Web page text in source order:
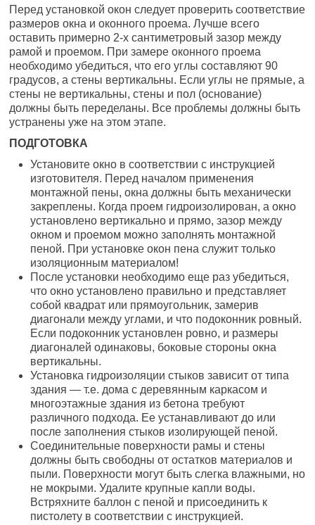
Перед установкой окон следует проверить соответствие
размеров окна и оконного проема. Лучше всего
оставить примерно 2-х сантиметровый зазор между
рамой и проемом. При замере оконного проема
необходимо убедиться, что его углы составляют 90
градусов, а стены вертикальны. Если углы не прямые, а
стены не вертикальны, стены и пол (основание)
должны быть переделаны. Все проблемы должны быть
устранены уже на этом этапе.
ПОДГОТОВКА
Установите окно в соответствии с инструкцией
изготовителя. Перед началом применения
монтажной пены, окна должны быть механически
закреплены. Когда проем гидроизолирован, а окно
установлено вертикально и прямо, зазор между
окном и проемом можно заполнять монтажной
пеной. При установке окон пена служит только
изоляционным материалом!
После установки необходимо еще раз убедиться,
что окно установлено правильно и представляет
собой квадрат или прямоугольник, замерив
диагонали между углами, и что подоконник ровный.
Если подоконник установлен ровно, и размеры
диагоналей одинаковы, боковые стороны окна
вертикальны.
Установка гидроизоляции стыков зависит от типа
здания — т.е. дома с деревянным каркасом и
многоэтажные здания из бетона требуют
различного подхода. Ее устанавливают до или
после заполнения стыков изолирующей пеной.
Соединительные поверхности рамы и стены
должны быть свободны от остатков материалов и
пыли. Поверхности могут быть слегка влажными, но
не мокрыми. Удалите крупные капли воды.
Встряхните баллон с пеной и присоединить к
пистолету в соответствии с инструкцией.